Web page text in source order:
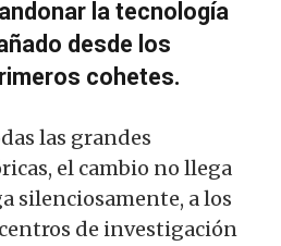
la tecnología
desde los
cohetes.
las grandes
el cambio no llega
silenciosamente, a los
de investigación